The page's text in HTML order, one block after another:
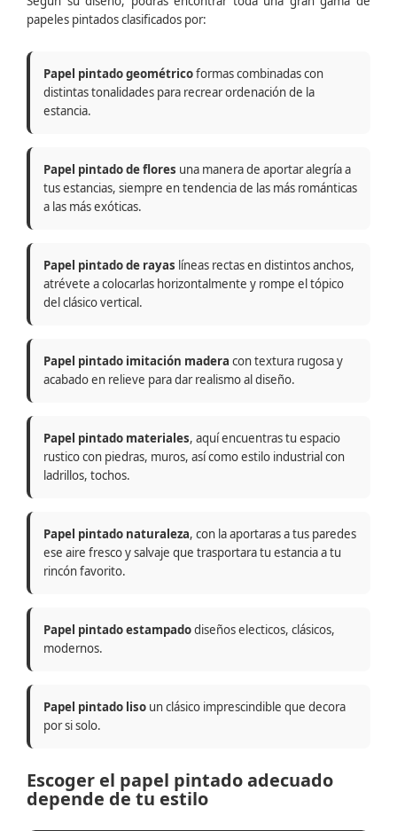
papeles pintados clasificados por:
Papel pintado geométricoformas combinadas con
distintas tonalidades para recrear ordenación de la
estancia.
Papel pintado de flores una manera de aportar alegría a
tus estancias, siempre en tendencia de las más románticas
a las más exóticas.
Papel pintado de rayas líneas rectas en distintos anchos,
atrévete a colocarlas horizontalmente y rompe el tópico
del clásico vertical.
Papel pintado imitación madera con textura rugosa y
acabado en relieve para dar realismo al diseño.
Papel pintado materiales, aquí encuentras tu espacio
rustico con piedras, muros, así como estilo industrial con
ladrillos, tochos.
Papel pintado naturaleza, con la aportaras a tus paredes
ese aire fresco y salvaje que trasportara tu estancia a tu
rincón favorito.
Papel pintado estampadodiseños electicos, clásicos,
modernos.
Papel pintado liso un clásico imprescindible que decora
por si solo.
Escoger el papel pintado adecuado
depende de tu estilo